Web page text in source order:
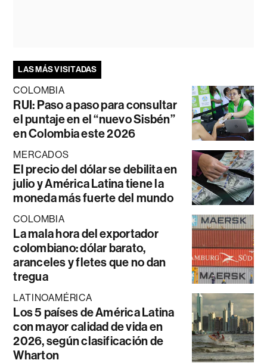
LAS MÁS VISITADAS
COLOMBIA
RUI: Paso a paso para consultar
el puntaje en el “nuevo Sisbén”
en Colombia este 2026
MERCADOS
El precio del dólar se debilita en
julio y América Latina tiene la
moneda más fuerte del mundo
COLOMBIA
La mala hora del exportador
colombiano: dólar barato,
aranceles y fletes que no dan
tregua
LATINOAMÉRICA
Los 5 países de América Latina
con mayor calidad de vida en
2026, según clasificación de
Wharton